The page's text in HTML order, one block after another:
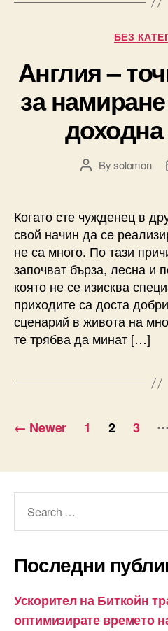
БЕЗ
Англия –
за
PostBysolomon
Когато сте чужденец в
свой начин да се
не са много. По тази
започват бърза, лесна и
която не се изисква
приходите са доста
сценарий в живота на
те трябва да минат […]
Разделяне
публикациите
на
страници
← Newer 1 2 3 …
Последни
Ускорител на Биткойн
оптимизирате времето